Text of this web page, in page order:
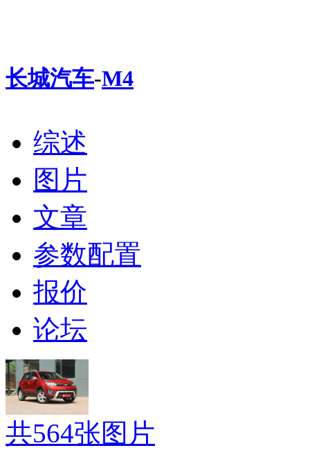
长城汽车-M4
综述
图片
文章
参数配置
报价
论坛
共564张图片